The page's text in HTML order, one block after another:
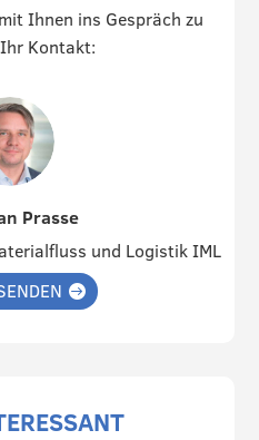
Ihnen ins Gespräch zu
Kontakt:
Prasse
und Logistik IML